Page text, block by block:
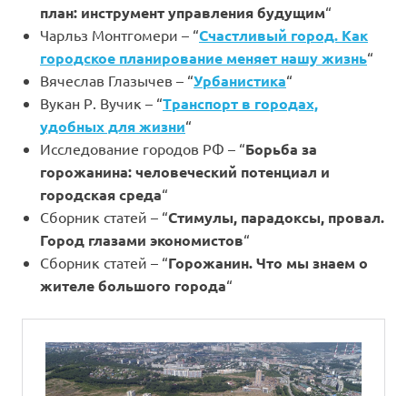
план: инструмент управления будущим“
Чарльз Монтгомери – “Счастливый город. Как
городское планирование меняет нашу жизнь“
Вячеслав Глазычев – “Урбанистика“
Вукан Р. Вучик – “Транспорт в городах,
удобных для жизни“
Исследование городов РФ – “Борьба за
горожанина: человеческий потенциал и
городская среда“
Сборник статей – “Стимулы, парадоксы, провал.
Город глазами экономистов“
Сборник статей – “Горожанин. Что мы знаем о
жителе большого города“